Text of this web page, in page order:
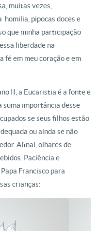
muitas vezes,
homilia, pipocas doces e
que minha participação
liberdade na
fé em meu coração e em
II, a Eucaristia é a fonte e
suma importância desse
se seus filhos estão
ou ainda se não
Afinal, olhares de
Paciência e
Francisco para
crianças: